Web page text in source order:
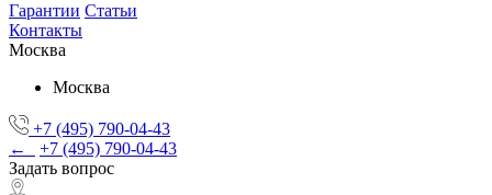
Гарантии Статьи
Контакты
Москва
Москва
+7 (495) 790-04-43
←
+7 (495) 790-04-43
Задать вопрос